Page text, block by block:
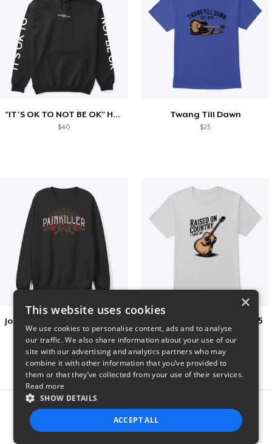
"IT'S OK TO NOT BE OK" Hoodie (BP LOGO)
$40
Twang Till Dawn
$23
$39
Raised on Country Since 85
$23
Report this product
×
This website uses cookies
We use cookies to personalise content, ads and to analyse
our traffic. We also share information about your use of our
site with our advertising and analytics partners who may
combine it with other information that you’ve provided to
them or that they’ve collected from your use of their services.
Read more
SHOW DETAILS
ACCEPT ALL